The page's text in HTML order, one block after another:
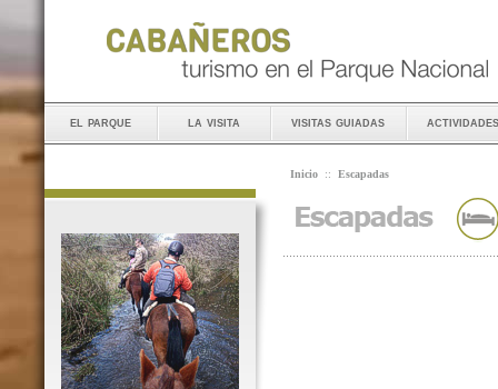
el parque la visita visitas guiadas actividades
Inicio :: Escapadas